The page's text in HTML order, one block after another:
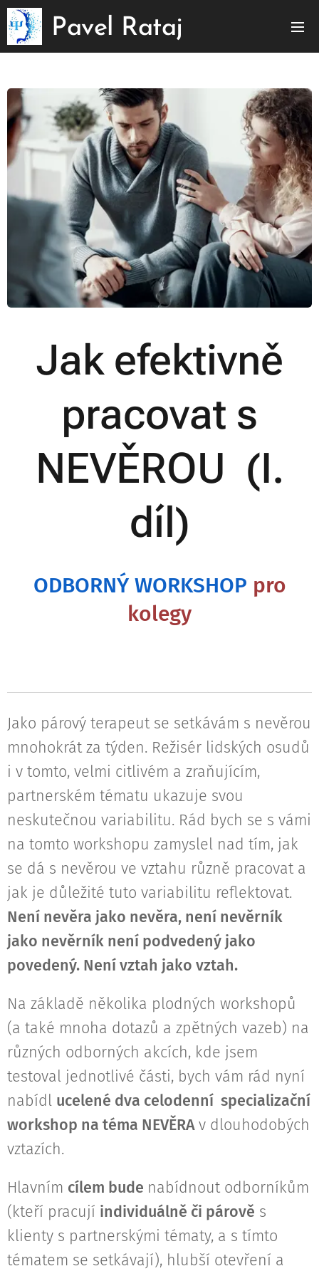
Pavel Rataj
Jak efektivně
pracovat s
NEVĚROU (I.
díl)
ODBORNÝ WORKSHOP pro
kolegy
Jako párový terapeut se setkávám s nevěrou
mnohokrát za týden. Režisér lidských osudů
i v tomto, velmi citlivém a zraňujícím,
partnerském tématu ukazuje svou
neskutečnou variabilitu. Rád bych se s vámi
na tomto workshopu zamyslel nad tím, jak
se dá s nevěrou ve vztahu různě pracovat a
jak je důležité tuto variabilitu reflektovat.
Není nevěra jako nevěra, není nevěrník
jako nevěrník není podvedený jako
povedený. Není vztah jako vztah.
Na základě několika plodných workshopů
(a také mnoha dotazů a zpětných vazeb) na
různých odborných akcích, kde jsem
testoval jednotlivé části, bych vám rád nyní
nabídl ucelené dva celodenní specializační
workshop na téma NEVĚRAv dlouhodobých
vztazích.
Hlavním cílem bude nabídnout odborníkům
(kteří pracují individuálně či párově s
klienty s partnerskými tématy, a s tímto
tématem se setkávají), hlubší otevření a